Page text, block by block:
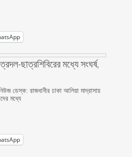
ছাত্রশিবিরের মধ্যে সংঘর্ষ,
ডেস্ক: রাজধানীর ঢাকা আলিয়া মাদ্রাসায়
মধ্যে